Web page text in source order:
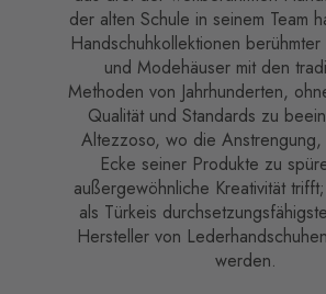
der alten Schule in seinem Team
Handschuhkollektionen
und Modehäuser mit den
Methoden von Jahrhunderten,
Qualität und Standards zu
Altezzoso, wo die
Ecke seiner Produkte zu
außergewöhnliche Kreativität
als Türkeis
Hersteller von
werden.